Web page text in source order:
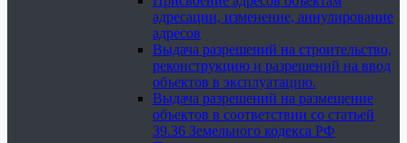
адресации, изменение, аннулирование
адресов
Выдача разрешений на строительство,
реконструкцию и разрешений на ввод
объектов в эксплуатацию.
Выдача разрешений на размещение
объектов в соответствии со статьей
39.36 Земельного кодекса РФ